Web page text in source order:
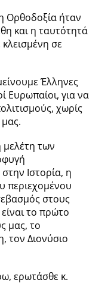
Ορθοδοξία ήταν
και η ταυτότητά
σε
Έλληνες
Ευρωπαίοι, για να
χωρίς
μελέτη των
Ιστορία, η
περιεχομένου
στους
το πρώτο
μας, το
τον Διονύσιο
ερωτάσθε κ.